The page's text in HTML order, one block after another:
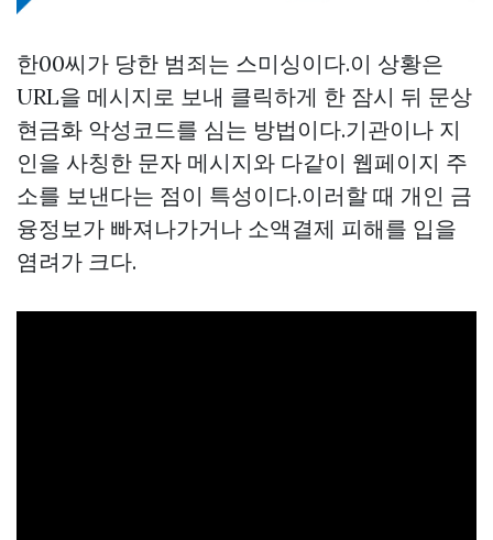
한00씨가 당한 범죄는 스미싱이다.이 상황은
URL을 메시지로 보내 클릭하게 한 잠시 뒤 문상
현금화 악성코드를 심는 방법이다.기관이나 지
인을 사칭한 문자 메시지와 다같이 웹페이지 주
소를 보낸다는 점이 특성이다.이러할 때 개인 금
융정보가 빠져나가거나 소액결제 피해를 입을
염려가 크다.